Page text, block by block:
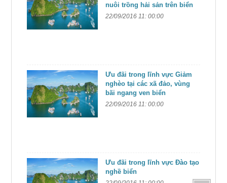
nuôi trồng hải sản trên biển
22/09/2016 11: 00:00
Ưu đãi trong lĩnh vực Giảm
nghèo tại các xã đảo, vùng
bãi ngang ven biển
22/09/2016 11: 00:00
Ưu đãi trong lĩnh vực Đào tạo
nghề biển